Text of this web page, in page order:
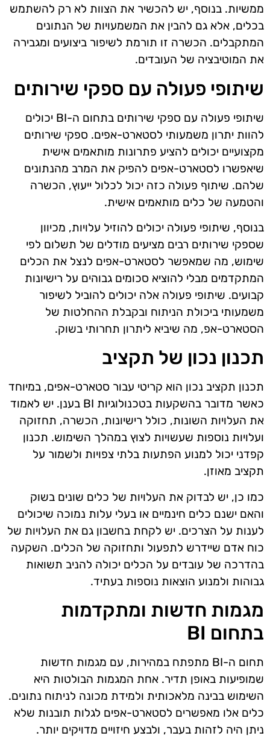
ממשיות. בנוסף, יש להכשיר את הצוות לא רק להשתמש
בכלים, אלא גם להבין את המשמעויות של הנתונים
המתקבלים. הכשרה זו תורמת לשיפור ביצועים ומגבירה
את המוטיבציה של העובדים.
שיתופי פעולה עם ספקי שירותים
שיתופי פעולה עם ספקי שירותים בתחום ה-BI יכולים
להוות יתרון משמעותי לסטארט-אפים. ספקי שירותים
מקצועיים יכולים להציע פתרונות מותאמים אישית
שיאפשרו לסטארט-אפים להפיק את המרב מהנתונים
שלהם. שיתוף פעולה כזה יכול לכלול ייעוץ, הכשרה
והטמעה של כלים מותאמים אישית.
בנוסף, שיתופי פעולה יכולים להוזיל עלויות, מכיוון
שספקי שירותים רבים מציעים מודלים של תשלום לפי
שימוש, מה שמאפשר לסטארט-אפים לנצל את הכלים
המתקדמים מבלי להוציא סכומים גבוהים על רישיונות
קבועים. שיתופי פעולה אלה יכולים להוביל לשיפור
משמעותי ביכולת הניתוח ובקבלת ההחלטות של
הסטארט-אפ, מה שיביא ליתרון תחרותי בשוק.
תכנון נכון של תקציב
תכנון תקציב נכון הוא קריטי עבור סטארט-אפים, במיוחד
כאשר מדובר בהשקעות בטכנולוגיות BI בענן. יש לאמוד
את העלויות השונות, כולל רישיונות, הכשרה, תחזוקה
ועלויות נוספות שעשויות לצוץ במהלך השימוש. תכנון
קפדני יכול למנוע הפתעות בלתי צפויות ולשמור על
תקציב מאוזן.
כמו כן, יש לבדוק את העלויות של כלים שונים בשוק
והאם ישנם כלים חינמיים או בעלי עלות נמוכה שיכולים
לענות על הצרכים. יש לקחת בחשבון גם את העלויות של
כוח אדם שיידרש לתפעול ותחזוקה של הכלים. השקעה
בהדרכה של עובדים על הכלים יכולה להניב תשואות
גבוהות ולמנוע הוצאות נוספות בעתיד.
מגמות חדשות ומתקדמות
בתחום BI
תחום ה-BI מתפתח במהירות, עם מגמות חדשות
שמופיעות באופן תדיר. אחת המגמות הבולטות היא
השימוש בבינה מלאכותית ולמידת מכונה לניתוח נתונים.
כלים אלו מאפשרים לסטארט-אפים לגלות תובנות שלא
ניתן היה לזהות בעבר, ולבצע חיזויים מדויקים יותר.